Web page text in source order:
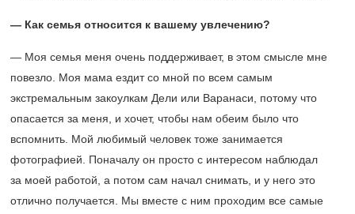
— Как семья относится к вашему увлечению?
— Моя семья меня очень поддерживает, в этом смысле мне
повезло. Моя мама ездит со мной по всем самым
экстремальным закоулкам Дели или Варанаси, потому что
опасается за меня, и хочет, чтобы нам обеим было что
вспомнить. Мой любимый человек тоже занимается
фотографией. Поначалу он просто с интересом наблюдал
за моей работой, а потом сам начал снимать, и у него это
отлично получается. Мы вместе с ним проходим все самые